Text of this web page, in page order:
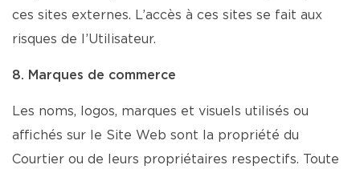
ces sites externes. L’accès à ces sites se fait aux
risques de l’Utilisateur.
8. Marques de commerce
Les noms, logos, marques et visuels utilisés ou
affichés sur le Site Web sont la propriété du
Courtier ou de leurs propriétaires respectifs. Toute